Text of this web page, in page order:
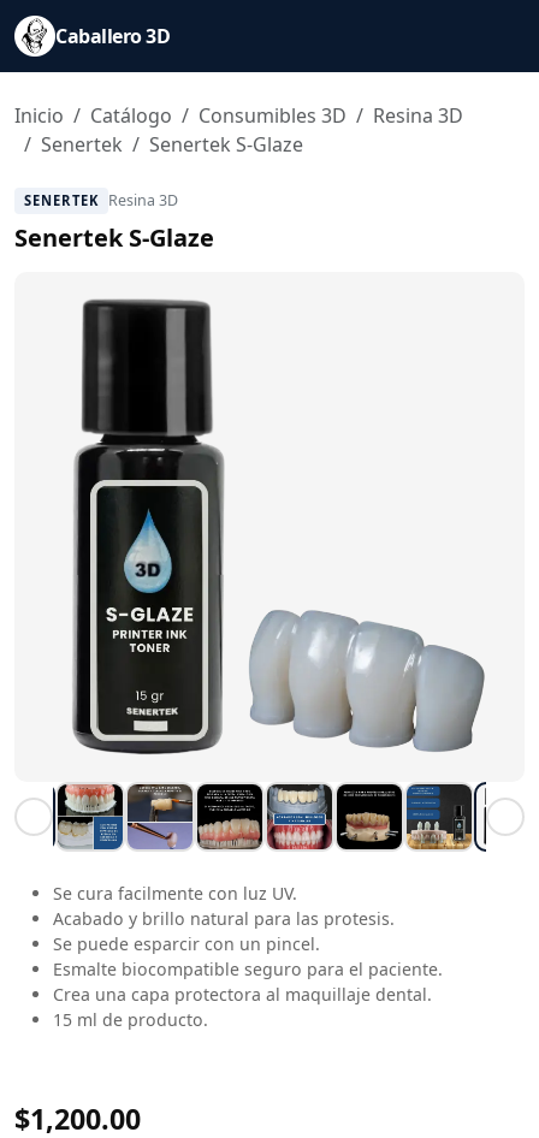
Caballero 3D
Inicio Catálogo Consumibles 3D
Resina 3D
Senertek
Senertek S-Glaze
SENERTEK Resina 3D
Senertek S-Glaze
Se cura facilmente con luz UV.
Acabado y brillo natural para las protesis.
Se puede esparcir con un pincel.
Esmalte biocompatible seguro para el paciente.
Crea una capa protectora al maquillaje dental.
15 ml de producto.
$1,200.00